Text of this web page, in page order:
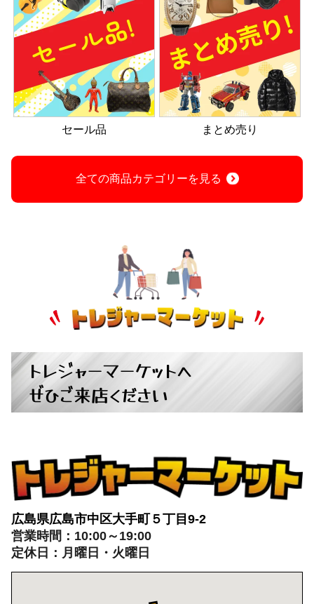
セール品 まとめ売り
全ての商品カテゴリーを見る
トレジャーマーケットへ
ぜひご来店ください
広島県広島市中区大手町５丁目9-2
営業時間：10:00～19:00
定休日：月曜日・火曜日